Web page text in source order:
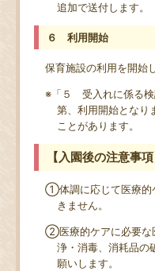
追加で送付します。
６ 利用開始
保育施設の利用を開始
※「５ 受入れに係る検
第、利用開始となり
ことがあります。
【入園後の注意事項
①体調に応じて医療的
きません。
②医療的ケアに必要な
浄・消毒、消耗品の
願いします。